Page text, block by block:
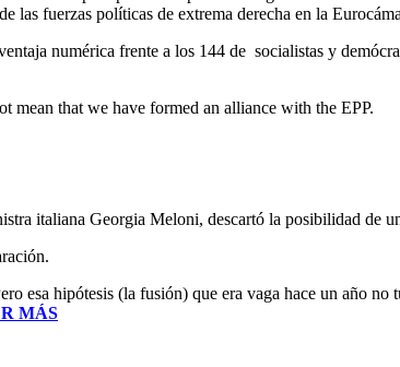
las fuerzas políticas de extrema derecha en la
numérica frente a los 144 de socialistas y
mean that we have formed an alliance with the EPP.
italiana Georgia Meloni, descartó la posibilidad de
esa hipótesis (la fusión) que era vaga hace un año
MÁS